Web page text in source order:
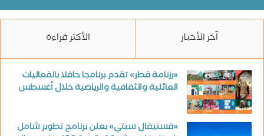
آخر الأخبار الأكثر قراءة
«رزنامة قطر» تقدم برنامجا حافلا بالفعاليات
العائلية والثقافية والرياضية خلال أغسطس
«فستيفال سيتي» يعلن برنامج تطوير شامل